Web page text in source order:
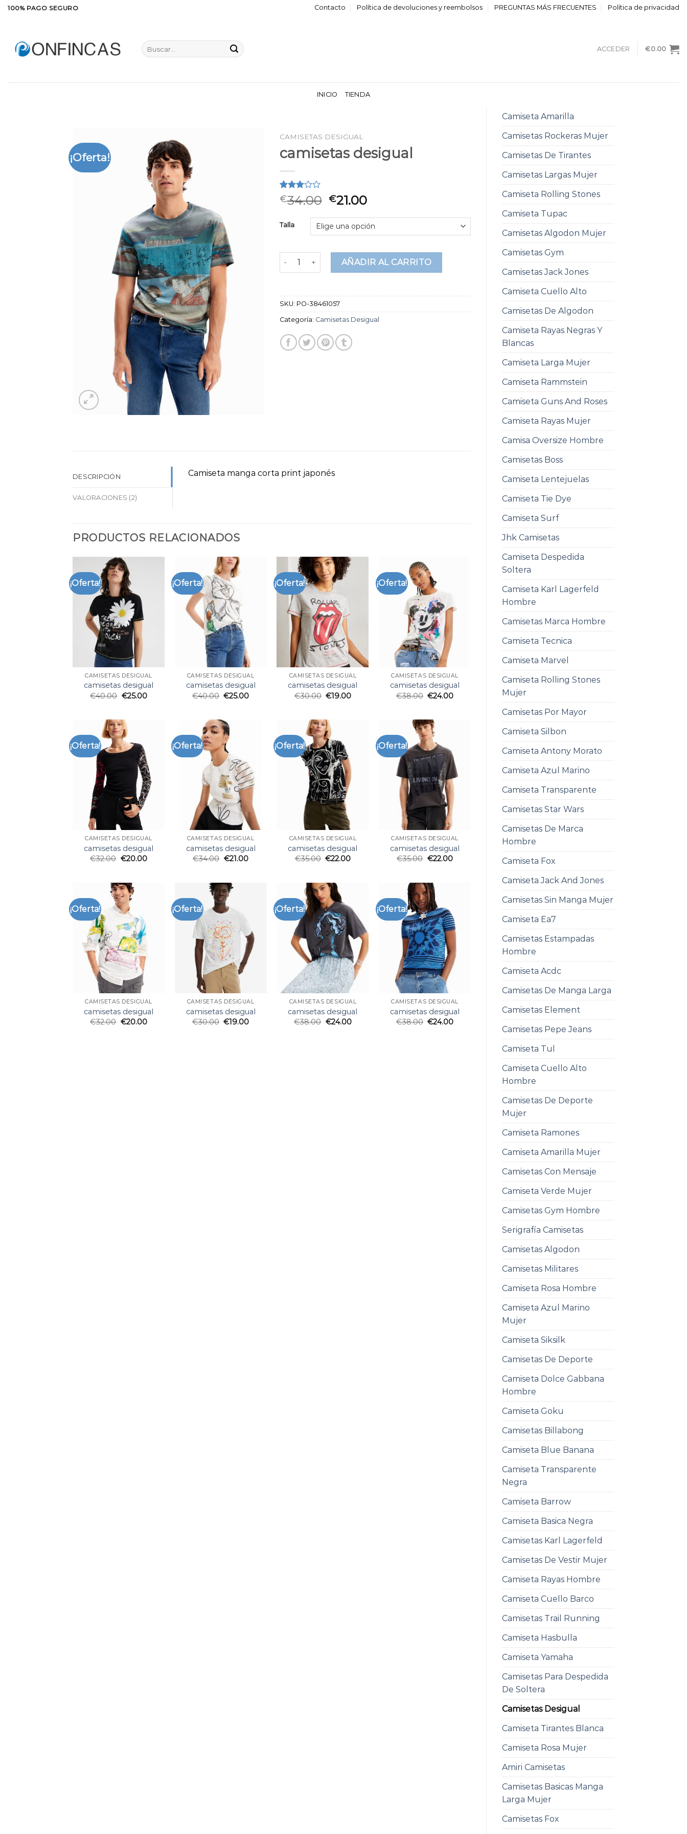
Saltar
100% PAGO SEGURO Contacto Política de devoluciones y reembolsos PREGUNTAS MÁS FRECUENTES Política de privacidad
Buscar
por:
ACCEDER €0.00
INICIO TIENDA
Camiseta Amarilla
Camisetas Rockeras Mujer
Camisetas De Tirantes
Camisetas Largas Mujer
Camiseta Rolling Stones
Camiseta Tupac
Camisetas Algodon Mujer
Camisetas Gym
Camisetas Jack Jones
Camiseta Cuello Alto
Camisetas De Algodon
Camiseta Rayas Negras Y
Blancas
Camiseta Larga Mujer
Camiseta Rammstein
Camiseta Guns And Roses
Camiseta Rayas Mujer
Camisa Oversize Hombre
Camisetas Boss
Camiseta Lentejuelas
Camiseta Tie Dye
Camiseta Surf
Jhk Camisetas
Camiseta Despedida
Soltera
Camiseta Karl Lagerfeld
Hombre
Camisetas Marca Hombre
Camiseta Tecnica
Camiseta Marvel
Camiseta Rolling Stones
Mujer
Camisetas Por Mayor
Camiseta Silbon
Camiseta Antony Morato
Camiseta Azul Marino
Camiseta Transparente
Camisetas Star Wars
Camisetas De Marca
Hombre
Camiseta Fox
Camiseta Jack And Jones
Camisetas Sin Manga Mujer
Camiseta Ea7
Camisetas Estampadas
Hombre
Camiseta Acdc
Camisetas De Manga Larga
Camisetas Element
Camisetas Pepe Jeans
Camiseta Tul
Camiseta Cuello Alto
Hombre
Camisetas De Deporte
Mujer
Camiseta Ramones
Camiseta Amarilla Mujer
Camisetas Con Mensaje
Camiseta Verde Mujer
Camisetas Gym Hombre
Serigrafía Camisetas
Camisetas Algodon
Camisetas Militares
Camiseta Rosa Hombre
Camiseta Azul Marino
Mujer
Camiseta Siksilk
Camisetas De Deporte
Camiseta Dolce Gabbana
Hombre
Camiseta Goku
Camisetas Billabong
Camiseta Blue Banana
Camiseta Transparente
Negra
Camiseta Barrow
Camiseta Basica Negra
Camisetas Karl Lagerfeld
Camisetas De Vestir Mujer
Camiseta Rayas Hombre
Camiseta Cuello Barco
Camisetas Trail Running
Camiseta Hasbulla
Camiseta Yamaha
Camisetas Para Despedida
De Soltera
Camisetas Desigual
Camiseta Tirantes Blanca
Camiseta Rosa Mujer
Amiri Camisetas
Camisetas Basicas Manga
Larga Mujer
Camisetas Fox
¡Oferta!
CAMISETAS DESIGUAL
camisetas desigual
Valorado
3.00
5
basado
2
de
clientes
€34.00 €21.00
Talla
camisetas desigual cantidadAÑADIR AL CARRITO
SKU: PO-38461057
Categoría: Camisetas Desigual
DESCRIPCIÓN
VALORACIONES (2)
Camiseta manga corta print japonés
PRODUCTOS RELACIONADOS
¡Oferta!
CAMISETAS DESIGUAL
camisetas desigual
€40.00 €25.00
¡Oferta!
CAMISETAS DESIGUAL
camisetas desigual
€40.00 €25.00
¡Oferta!
CAMISETAS DESIGUAL
camisetas desigual
€30.00 €19.00
¡Oferta!
CAMISETAS DESIGUAL
camisetas desigual
€38.00 €24.00
¡Oferta!
CAMISETAS DESIGUAL
camisetas desigual
€32.00 €20.00
¡Oferta!
CAMISETAS DESIGUAL
camisetas desigual
€34.00 €21.00
¡Oferta!
CAMISETAS DESIGUAL
camisetas desigual
€35.00 €22.00
¡Oferta!
CAMISETAS DESIGUAL
camisetas desigual
€35.00 €22.00
¡Oferta!
CAMISETAS DESIGUAL
camisetas desigual
€32.00 €20.00
¡Oferta!
CAMISETAS DESIGUAL
camisetas desigual
€30.00 €19.00
¡Oferta!
CAMISETAS DESIGUAL
camisetas desigual
€38.00 €24.00
¡Oferta!
CAMISETAS DESIGUAL
camisetas desigual
€38.00 €24.00